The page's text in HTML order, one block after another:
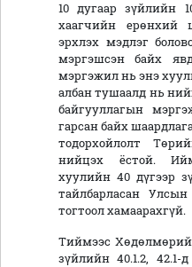
10 дугаар зүйлийн
хаагчийн ерөнхий
эрхлэх мэдлэг
мэргэшсэн байх
мэргэжил нь энэ
албан тушаалд нь
байгууллагын
гарсан байх
тодорхойлолт
нийцэх ёстой.
хуулийн 40 дүгээр
тайлбарласан
тогтоол хамаарахгүй.
Тиймээс
зүйлийн 40.1.2,